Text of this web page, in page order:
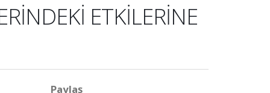
ETKİLERİNE
Paylaş